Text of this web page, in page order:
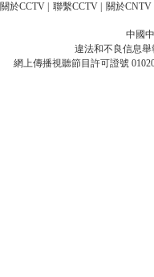
關於CCTV 聯繫CCTV 關於CNTV
中國
違法和不良信息舉
網上傳播視聽節目許可證號